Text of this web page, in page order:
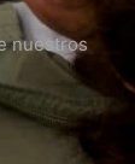
nuestros